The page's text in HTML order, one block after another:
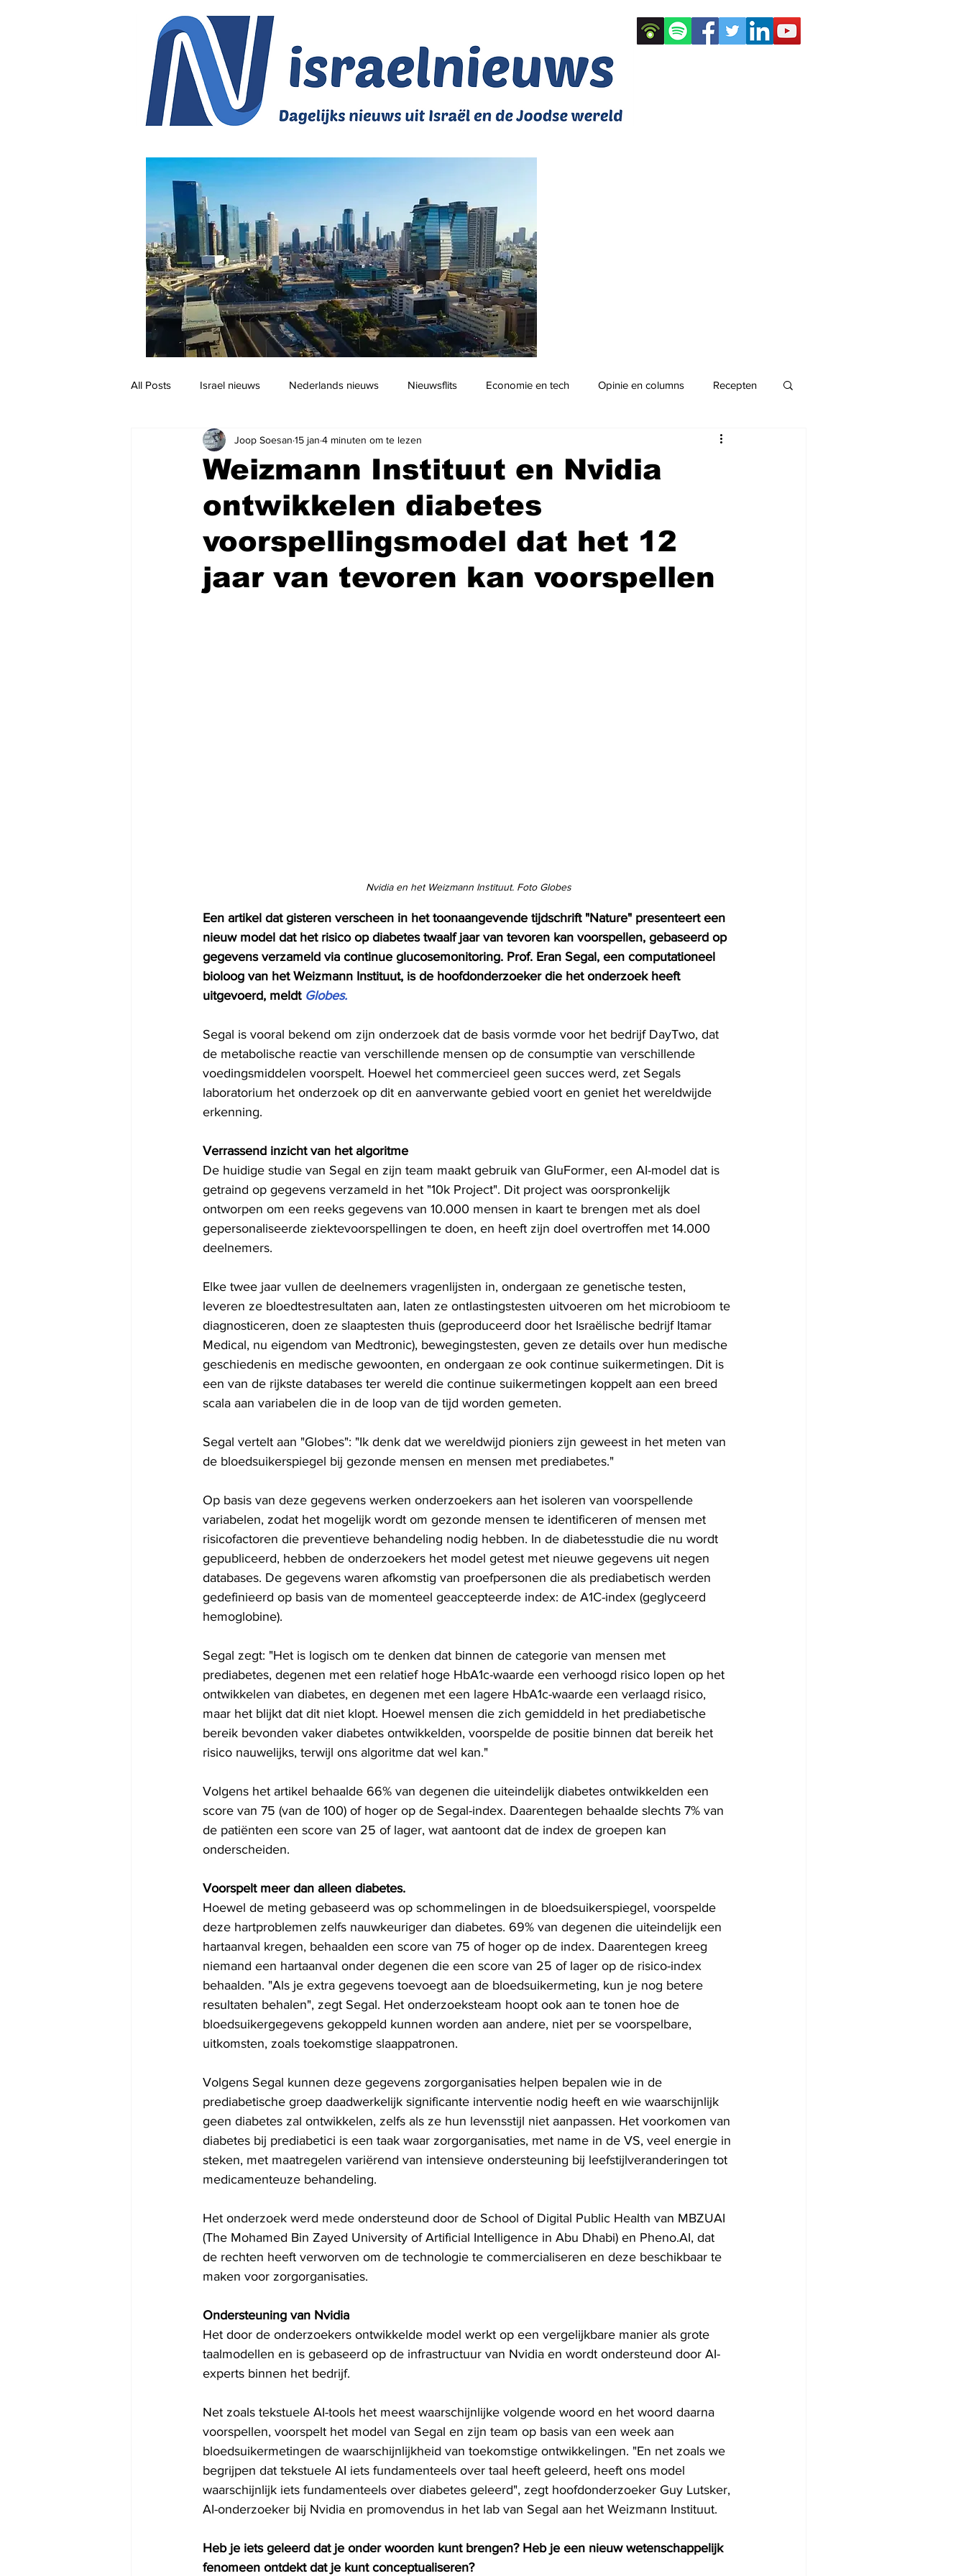
All Posts Israel nieuws Nederlands nieuws Nieuwsflits Economie en tech Opinie en columns Recepten
Jodendom en cultuur Podcast
Weizmann Instituut en Nvidia
ontwikkelen diabetes
voorspellingsmodel dat het 12
jaar van tevoren kan voorspellen
Joop Soesan 15 jan 4 minuten om te lezen
Nvidia en het Weizmann Instituut. Foto Globes
Een artikel dat gisteren verscheen in het toonaangevende tijdschrift "Nature" presenteert een
nieuw model dat het risico op diabetes twaalf jaar van tevoren kan voorspellen, gebaseerd op
gegevens verzameld via continue glucosemonitoring. Prof. Eran Segal, een computationeel
bioloog van het Weizmann Instituut, is de hoofdonderzoeker die het onderzoek heeft
uitgevoerd, meldt Globes.
Segal is vooral bekend om zijn onderzoek dat de basis vormde voor het bedrijf DayTwo, dat
de metabolische reactie van verschillende mensen op de consumptie van verschillende
voedingsmiddelen voorspelt. Hoewel het commercieel geen succes werd, zet Segals
laboratorium het onderzoek op dit en aanverwante gebied voort en geniet het wereldwijde
erkenning.
Verrassend inzicht van het algoritme
De huidige studie van Segal en zijn team maakt gebruik van GluFormer, een AI-model dat is
getraind op gegevens verzameld in het "10k Project". Dit project was oorspronkelijk
ontworpen om een ​​reeks gegevens van 10.000 mensen in kaart te brengen met als doel
gepersonaliseerde ziektevoorspellingen te doen, en heeft zijn doel overtroffen met 14.000
deelnemers.
Elke twee jaar vullen de deelnemers vragenlijsten in, ondergaan ze genetische testen,
leveren ze bloedtestresultaten aan, laten ze ontlastingstesten uitvoeren om het microbioom te
diagnosticeren, doen ze slaaptesten thuis (geproduceerd door het Israëlische bedrijf Itamar
Medical, nu eigendom van Medtronic), bewegingstesten, geven ze details over hun medische
geschiedenis en medische gewoonten, en ondergaan ze ook continue suikermetingen. Dit is
een van de rijkste databases ter wereld die continue suikermetingen koppelt aan een breed
scala aan variabelen die in de loop van de tijd worden gemeten.
Segal vertelt aan "Globes": "Ik denk dat we wereldwijd pioniers zijn geweest in het meten van
de bloedsuikerspiegel bij gezonde mensen en mensen met prediabetes."
Op basis van deze gegevens werken onderzoekers aan het isoleren van voorspellende
variabelen, zodat het mogelijk wordt om gezonde mensen te identificeren of mensen met
risicofactoren die preventieve behandeling nodig hebben. In de diabetesstudie die nu wordt
gepubliceerd, hebben de onderzoekers het model getest met nieuwe gegevens uit negen
databases. De gegevens waren afkomstig van proefpersonen die als prediabetisch werden
gedefinieerd op basis van de momenteel geaccepteerde index: de A1C-index (geglyceerd
hemoglobine).
Segal zegt: "Het is logisch om te denken dat binnen de categorie van mensen met
prediabetes, degenen met een relatief hoge HbA1c-waarde een verhoogd risico lopen op het
ontwikkelen van diabetes, en degenen met een lagere HbA1c-waarde een verlaagd risico,
maar het blijkt dat dit niet klopt. Hoewel mensen die zich gemiddeld in het prediabetische
bereik bevonden vaker diabetes ontwikkelden, voorspelde de positie binnen dat bereik het
risico nauwelijks, terwijl ons algoritme dat wel kan."
Volgens het artikel behaalde 66% van degenen die uiteindelijk diabetes ontwikkelden een
score van 75 (van de 100) of hoger op de Segal-index. Daarentegen behaalde slechts 7% van
de patiënten een score van 25 of lager, wat aantoont dat de index de groepen kan
onderscheiden.
Voorspelt meer dan alleen diabetes.
Hoewel de meting gebaseerd was op schommelingen in de bloedsuikerspiegel, voorspelde
deze hartproblemen zelfs nauwkeuriger dan diabetes. 69% van degenen die uiteindelijk een
hartaanval kregen, behaalden een score van 75 of hoger op de index. Daarentegen kreeg
niemand een hartaanval onder degenen die een score van 25 of lager op de risico-index
behaalden. "Als je extra gegevens toevoegt aan de bloedsuikermeting, kun je nog betere
resultaten behalen", zegt Segal. Het onderzoeksteam hoopt ook aan te tonen hoe de
bloedsuikergegevens gekoppeld kunnen worden aan andere, niet per se voorspelbare,
uitkomsten, zoals toekomstige slaappatronen.
Volgens Segal kunnen deze gegevens zorgorganisaties helpen bepalen wie in de
prediabetische groep daadwerkelijk significante interventie nodig heeft en wie waarschijnlijk
geen diabetes zal ontwikkelen, zelfs als ze hun levensstijl niet aanpassen. Het voorkomen van
diabetes bij prediabetici is een taak waar zorgorganisaties, met name in de VS, veel energie in
steken, met maatregelen variërend van intensieve ondersteuning bij leefstijlveranderingen tot
medicamenteuze behandeling.
Het onderzoek werd mede ondersteund door de School of Digital Public Health van MBZUAI
(The Mohamed Bin Zayed University of Artificial Intelligence in Abu Dhabi) en Pheno.AI, dat
de rechten heeft verworven om de technologie te commercialiseren en deze beschikbaar te
maken voor zorgorganisaties.
Ondersteuning van Nvidia
Het door de onderzoekers ontwikkelde model werkt op een vergelijkbare manier als grote
taalmodellen en is gebaseerd op de infrastructuur van Nvidia en wordt ondersteund door AI-
experts binnen het bedrijf.
Net zoals tekstuele AI-tools het meest waarschijnlijke volgende woord en het woord daarna
voorspellen, voorspelt het model van Segal en zijn team op basis van een week aan
bloedsuikermetingen de waarschijnlijkheid van toekomstige ontwikkelingen. "En net zoals we
begrijpen dat tekstuele AI iets fundamenteels over taal heeft geleerd, heeft ons model
waarschijnlijk iets fundamenteels over diabetes geleerd", zegt hoofdonderzoeker Guy Lutsker,
AI-onderzoeker bij Nvidia en promovendus in het lab van Segal aan het Weizmann Instituut.
Heb je iets geleerd dat je onder woorden kunt brengen? Heb je een nieuw wetenschappelijk
fenomeen ontdekt dat je kunt conceptualiseren?